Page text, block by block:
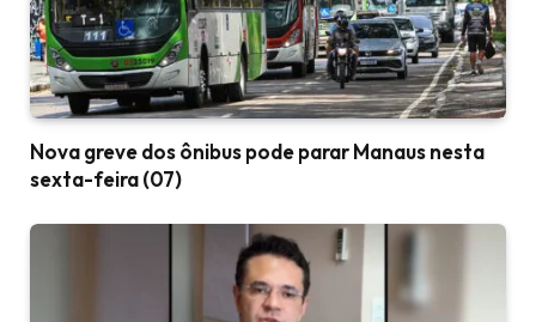
Nova greve dos ônibus pode parar Manaus nesta
sexta-feira (07)